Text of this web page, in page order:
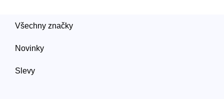
Všechny značky
Novinky
Slevy